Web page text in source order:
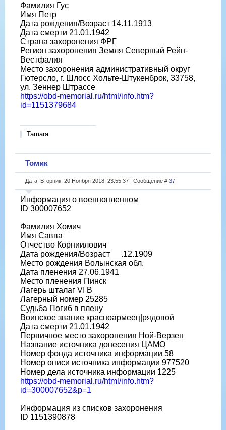
Фамилия Гус
Имя Петр
Дата рождения/Возраст 14.11.1913
Дата смерти 21.01.1942
Страна захоронения ФРГ
Регион захоронения Земля Северный Рейн-
Вестфалия
Место захоронения административный округ
Гютерсло, г. Шлосс Хольте-Штукенброк, 33758,
ул. Зеннер Штрассе
https://obd-memorial.ru/html/info.htm?
id=1151379684
Tamara
Томик
Дата: Вторник, 20 Ноября 2018, 23:55:37 | Сообщение # 37
Информация о военнопленном
ID 300007652
Фамилия Хомич
Имя Савва
Отчество Корниилович
Дата рождения/Возраст __.12.1909
Место рождения Волынская обл.
Дата пленения 27.06.1941
Место пленения Пинск
Лагерь шталаг VI B
Лагерный номер 25285
Судьба Погиб в плену
Воинское звание красноармеец|рядовой
Дата смерти 21.01.1942
Первичное место захоронения Ной-Верзен
Название источника донесения ЦАМО
Номер фонда источника информации 58
Номер описи источника информации 977520
Номер дела источника информации 1225
https://obd-memorial.ru/html/info.htm?
id=300007652&p=1
Информация из списков захоронения
ID 1151390878